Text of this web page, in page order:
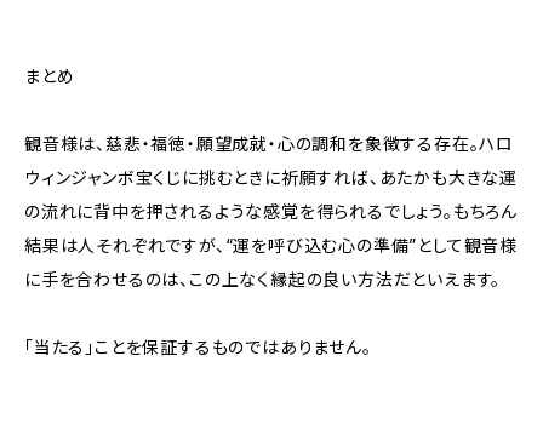
まとめ
観音様は、慈悲・福徳・願望成就・心の調和を象徴する存在。ハロ
ウィンジャンボ宝くじに挑むときに祈願すれば、あたかも大きな運
の流れに背中を押されるような感覚を得られるでしょう。もちろん
結果は人それぞれですが、“運を呼び込む心の準備”として観音様
に手を合わせるのは、この上なく縁起の良い方法だといえます。
「当たる」ことを保証するものではありません。